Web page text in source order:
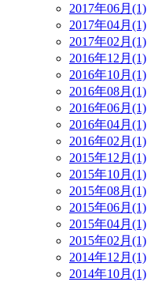
2017年06月(1)
2017年04月(1)
2017年02月(1)
2016年12月(1)
2016年10月(1)
2016年08月(1)
2016年06月(1)
2016年04月(1)
2016年02月(1)
2015年12月(1)
2015年10月(1)
2015年08月(1)
2015年06月(1)
2015年04月(1)
2015年02月(1)
2014年12月(1)
2014年10月(1)